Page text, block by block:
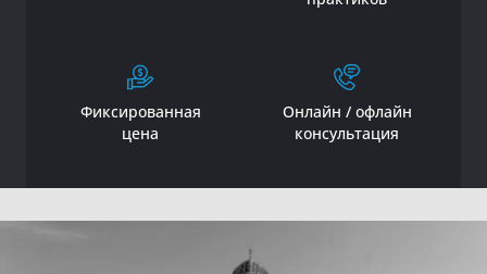
Фиксированная
цена
Онлайн / офлайн
консультация